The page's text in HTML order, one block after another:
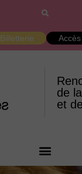
Billetterie
de
et